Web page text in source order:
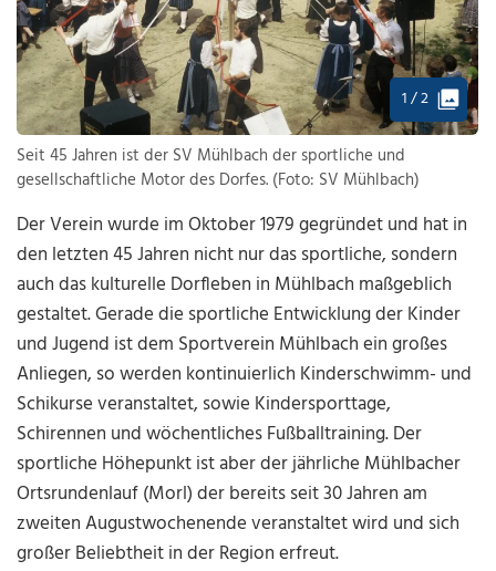
1 / 2
Seit 45 Jahren ist der SV Mühlbach der sportliche und
gesellschaftliche Motor des Dorfes. (Foto: SV Mühlbach)
Der Verein wurde im Oktober 1979 gegründet und hat in
den letzten 45 Jahren nicht nur das sportliche, sondern
auch das kulturelle Dorfleben in Mühlbach maßgeblich
gestaltet. Gerade die sportliche Entwicklung der Kinder
und Jugend ist dem Sportverein Mühlbach ein großes
Anliegen, so werden kontinuierlich Kinderschwimm- und
Schikurse veranstaltet, sowie Kindersporttage,
Schirennen und wöchentliches Fußballtraining. Der
sportliche Höhepunkt ist aber der jährliche Mühlbacher
Ortsrundenlauf (Morl) der bereits seit 30 Jahren am
zweiten Augustwochenende veranstaltet wird und sich
großer Beliebtheit in der Region erfreut.